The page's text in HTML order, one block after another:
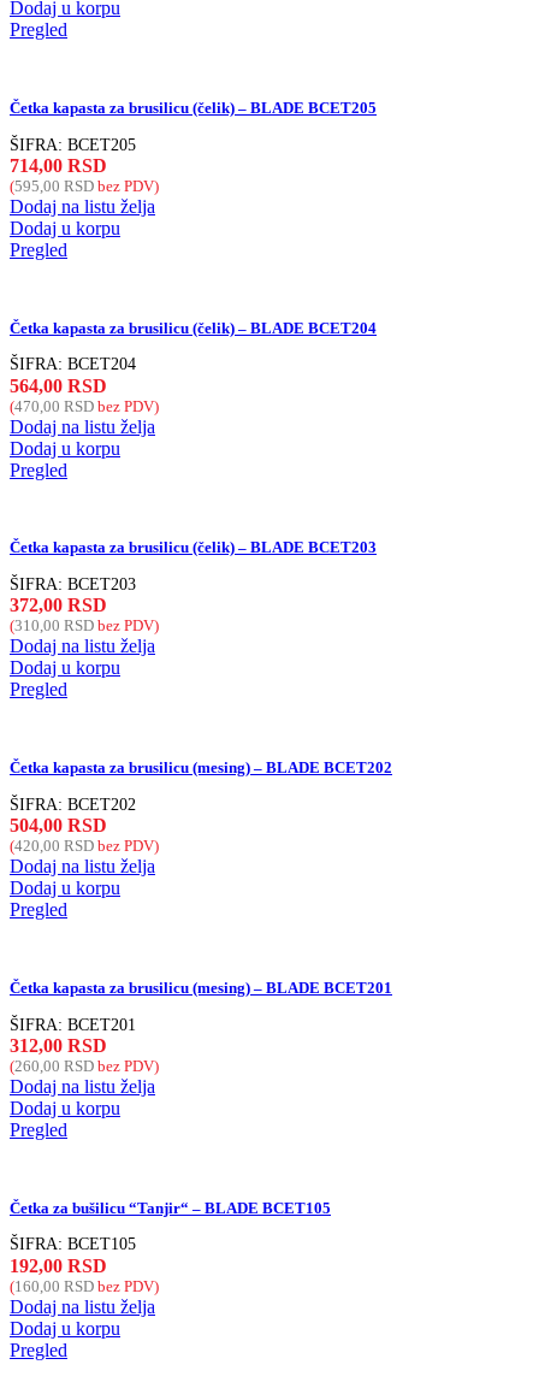
Dodaj u korpu
Pregled
Četka kapasta za brusilicu (čelik) – BLADE BCET205
ŠIFRA: BCET205
714,00 RSD
(595,00 RSD bez PDV)
Dodaj na listu želja
Dodaj u korpu
Pregled
Četka kapasta za brusilicu (čelik) – BLADE BCET204
ŠIFRA: BCET204
564,00 RSD
(470,00 RSD bez PDV)
Dodaj na listu želja
Dodaj u korpu
Pregled
Četka kapasta za brusilicu (čelik) – BLADE BCET203
ŠIFRA: BCET203
372,00 RSD
(310,00 RSD bez PDV)
Dodaj na listu želja
Dodaj u korpu
Pregled
Četka kapasta za brusilicu (mesing) – BLADE BCET202
ŠIFRA: BCET202
504,00 RSD
(420,00 RSD bez PDV)
Dodaj na listu želja
Dodaj u korpu
Pregled
Četka kapasta za brusilicu (mesing) – BLADE BCET201
ŠIFRA: BCET201
312,00 RSD
(260,00 RSD bez PDV)
Dodaj na listu želja
Dodaj u korpu
Pregled
Četka za bušilicu “Tanjir“ – BLADE BCET105
ŠIFRA: BCET105
192,00 RSD
(160,00 RSD bez PDV)
Dodaj na listu želja
Dodaj u korpu
Pregled